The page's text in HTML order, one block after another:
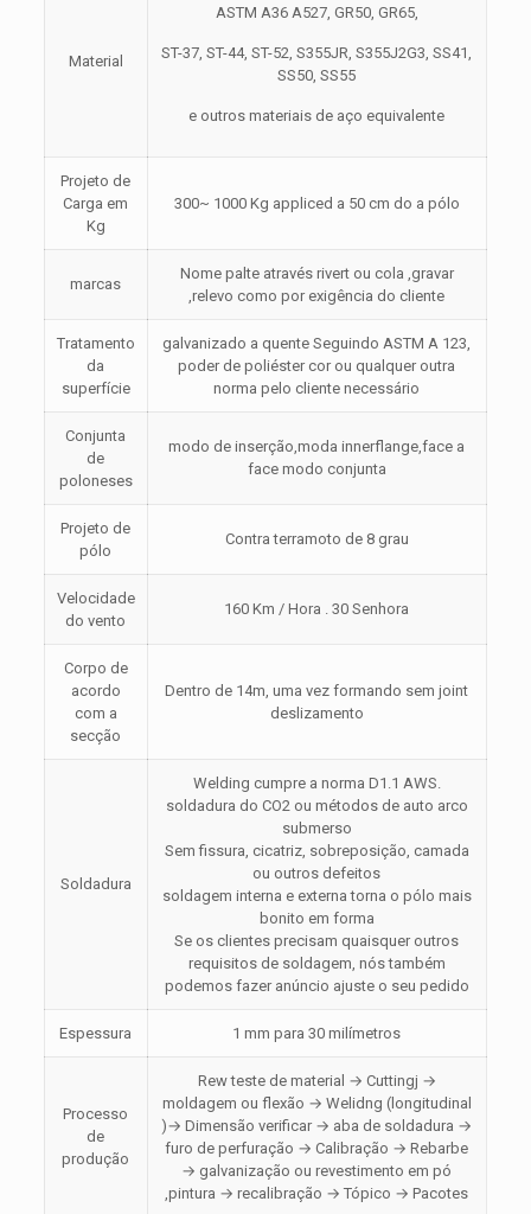
Material
ASTM A36 A527, GR50, GR65,
ST-37, ST-44, ST-52, S355JR, S355J2G3, SS41,
SS50, SS55
e outros materiais de aço equivalente
Projeto de
Carga em
Kg
300~ 1000 Kg appliced ​​a 50 cm do a pólo
marcas
Nome palte através rivert ou cola ,gravar
,relevo como por exigência do cliente
Tratamento
da
superfície
galvanizado a quente Seguindo ASTM A 123,
poder de poliéster cor ou qualquer outra
norma pelo cliente necessário
Conjunta
de
poloneses
modo de inserção,moda innerflange,face a
face modo conjunta
Projeto de
pólo
Contra terramoto de 8 grau
Velocidade
do vento
160 Km / Hora . 30 Senhora
Corpo de
acordo
com a
secção
Dentro de 14m, uma vez formando sem joint
deslizamento
Soldadura
Welding cumpre a norma D1.1 AWS.
soldadura do CO2 ou métodos de auto arco
submerso
Sem fissura, cicatriz, sobreposição, camada
ou outros defeitos
soldagem interna e externa torna o pólo mais
bonito em forma
Se os clientes precisam quaisquer outros
requisitos de soldagem, nós também
podemos fazer anúncio ajuste o seu pedido
Espessura 1 mm para 30 milímetros
Processo
de
produção
Rew teste de material → Cuttingj →
moldagem ou flexão → Welidng (longitudinal
)→ Dimensão verificar → aba de soldadura →
furo de perfuração → Calibração → Rebarbe
→ galvanização ou revestimento em pó
,pintura → recalibração → Tópico → Pacotes